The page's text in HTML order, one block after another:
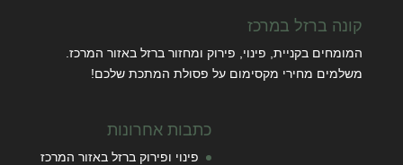
קונה ברזל במרכז
המומחים בקניית, פינוי, פירוק ומחזור ברזל באזור המרכז.
משלמים מחירי מקסימום על פסולת המתכת שלכם!
כתבות אחרונות
פינוי ופירוק ברזל באזור המרכז